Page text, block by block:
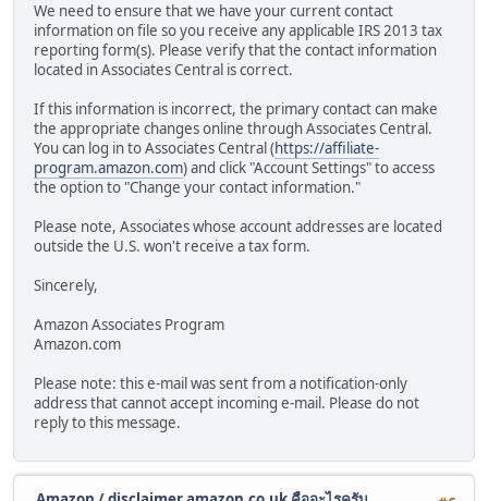
We need to ensure that we have your current contact
information on file so you receive any applicable IRS 2013 tax
reporting form(s). Please verify that the contact information
located in Associates Central is correct.
If this information is incorrect, the primary contact can make
the appropriate changes online through Associates Central.
You can log in to Associates Central (https://affiliate-
program.amazon.com) and click "Account Settings" to access
the option to "Change your contact information."
Please note, Associates whose account addresses are located
outside the U.S. won't receive a tax form.
Sincerely,
Amazon Associates Program
Amazon.com
Please note: this e-mail was sent from a notification-only
address that cannot accept incoming e-mail. Please do not
reply to this message.